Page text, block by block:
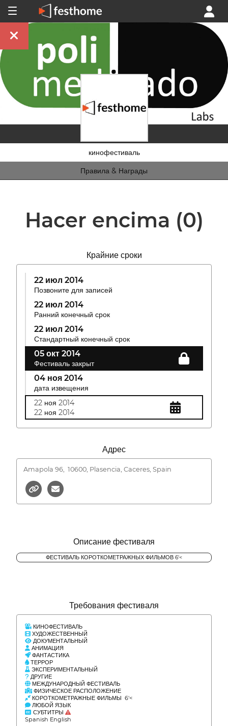
кинофестиваль
Правила & Награды
Hacer encima (0)
Крайние сроки
22 июл 2014
Позвоните для записей
22 июл 2014
Ранний конечный срок
22 июл 2014
Стандартный конечный срок
05 окт 2014
Фестиваль закрыт
04 ноя 2014
дата извещения
22 ноя 2014
22 ноя 2014
Адрес
Amapola 96, 10600, Plasencia, Caceres, Spain
Описание фестиваля
ФЕСТИВАЛЬ КОРОТКОМЕТРАЖНЫХ ФИЛЬМОВ 6'<
Требования фестиваля
КИНОФЕСТИВАЛЬ
ХУДОЖЕСТВЕННЫЙ
ДОКУМЕНТАЛЬНЫЙ
АНИМАЦИЯ
ФАНТАСТИКА
ТЕРРОР
ЭКСПЕРИМЕНТАЛЬНЫЙ
ДРУГИЕ
МЕЖДУНАРОДНЫЙ ФЕСТИВАЛЬ
ФИЗИЧЕСКОЕ РАСПОЛОЖЕНИЕ
КОРОТКОМЕТРАЖНЫЕ ФИЛЬМЫ 6'<
ЛЮБОЙ ЯЗЫК
СУБТИТРЫ
Spanish English